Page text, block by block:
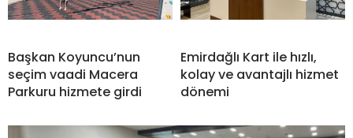
Başkan Koyuncu’nun
seçim vaadi Macera
Parkuru hizmete girdi
Emirdağlı Kart ile hızlı,
kolay ve avantajlı hizmet
dönemi